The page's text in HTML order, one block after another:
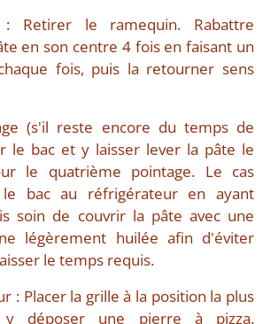
: Retirer le ramequin. Rabattre
en son centre 4 fois en faisant un
fois, puis la retourner sens
(s'il reste encore du temps de
le bac et y laisser lever la pâte le
le quatrième pointage. Le cas
bac au réfrigérateur en ayant
soin de couvrir la pâte avec une
légèrement huilée afin d'éviter
le temps requis.
: Placer la grille à la position la plus
déposer une pierre à pizza.